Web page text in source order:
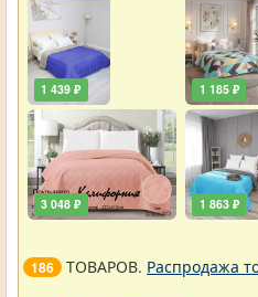
1 439 ₽
3 048 ₽
1 185 ₽
1 863 ₽
186 ТОВАРОВ. Распродажа